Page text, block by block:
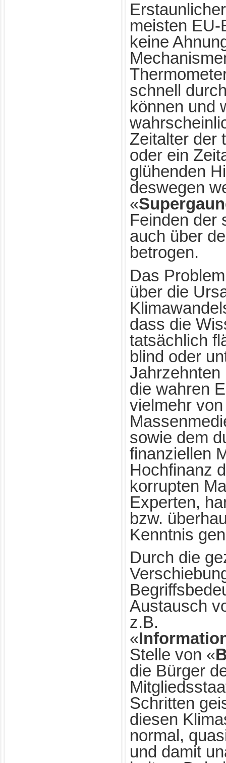
meisten
keine
schnell
können und
Zeitalter der
oder ein
glühenden
deswegen
«
Feinden der
auch über
betrogen.
Das
über die
dass die
tatsächlich
blind oder
Jahrzehnten
die wahren
vielmehr
sowie dem
finanziellen
Hochfinanz
korrupten
Experten,
bzw.
Kenntnis
Durch die
Austausch
z.B.
«
Stelle von «
die Bürger
Schritten
diesen
normal,
und damit